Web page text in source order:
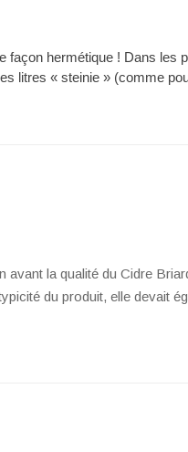
façon hermétique ! Dans les
litres « steinie » (comme
la qualité du Cidre
du produit, elle devait